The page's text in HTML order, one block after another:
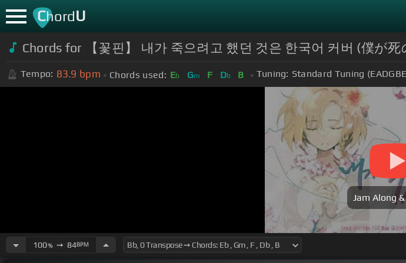
ChordU
Chords for 【꽃핀】 내가 죽으려고 했던 것은 한국어 커버 (僕が
Tempo: 83.9 bpm Chords used: Eb Gm F Db B Tuning: Standard Tuning
Jam Along
100%➙ 84BPM